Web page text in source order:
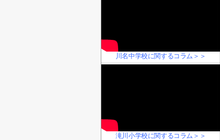
川名中学校に関するコラム＞＞
滝川小学校に関するコラム＞＞